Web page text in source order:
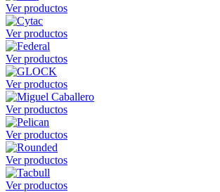
Ver productos
Ver productos
Ver productos
Ver productos
Ver productos
Ver productos
Ver productos
Ver productos